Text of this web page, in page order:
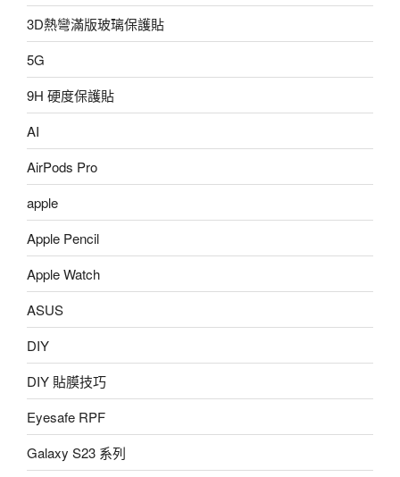
3D熱彎滿版玻璃保護貼
5G
9H 硬度保護貼
AI
AirPods Pro
apple
Apple Pencil
Apple Watch
ASUS
DIY
DIY 貼膜技巧
Eyesafe RPF
Galaxy S23 系列